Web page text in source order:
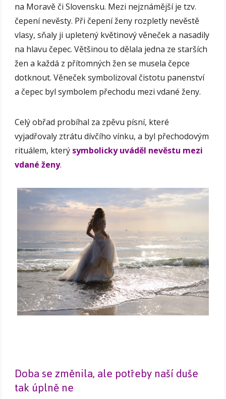
na Moravě či Slovensku. Mezi nejznámější je tzv.
čepení nevěsty. Při čepení ženy rozpletly nevěstě
vlasy, sňaly ji upletený květinový věneček a nasadily
na hlavu čepec. Většinou to dělala jedna ze starších
žen a každá z přítomných žen se musela čepce
dotknout. Věneček symbolizoval čistotu panenství
a čepec byl symbolem přechodu mezi vdané ženy.
Celý obřad probíhal za zpěvu písní, které
vyjadřovaly ztrátu dívčího vínku, a byl přechodovým
rituálem, který symbolicky uváděl nevěstu mezi
vdané ženy.
Doba se změnila, ale potřeby naší duše
tak úplně ne